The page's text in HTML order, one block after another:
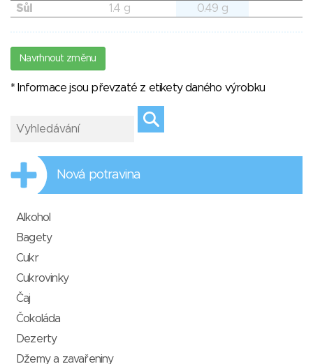
Sůl
1.4 g 0.49 g
Navrhnout změnu
* Informace jsou převzaté z etikety daného výrobku
Nová potravina
Alkohol
Bagety
Cukr
Cukrovinky
Čaj
Čokoláda
Dezerty
Džemy a zavařeniny